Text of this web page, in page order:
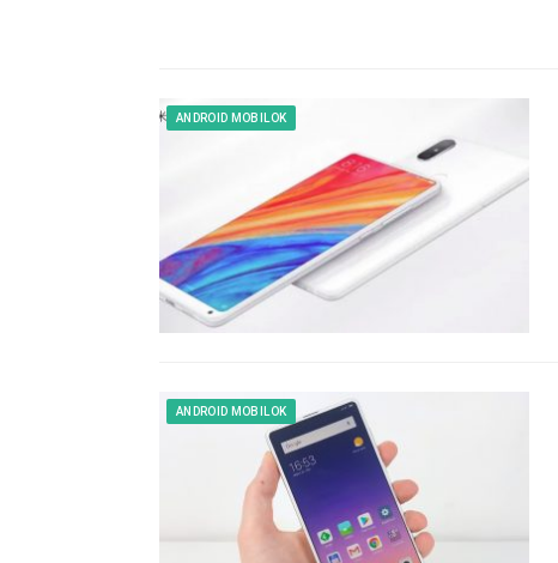
ANDROID MOBILOK
ANDROID MOBILOK